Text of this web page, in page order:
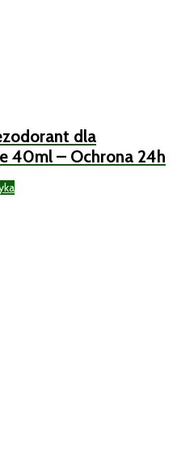
dla
40ml – Ochrona 24h